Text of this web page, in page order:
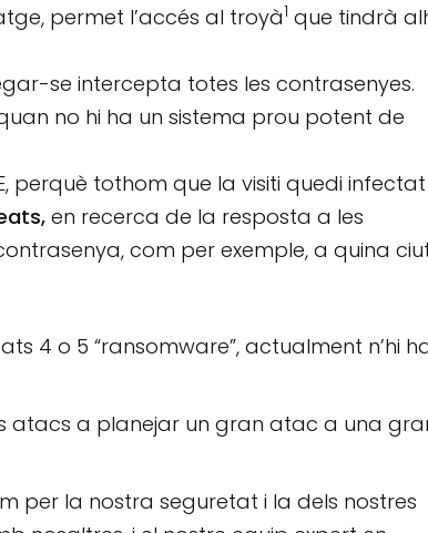
permet l’accés al troyà1 que tindrà
se intercepta totes les contrasenyes.
no hi ha un sistema prou potent de
perquè tothom que la visiti quedi infectat
en recerca de la resposta a les
com per exemple, a quina
4 o 5 “ransomware”, actualment n’hi
atacs a planejar un gran atac a una
per la nostra seguretat i la dels nostres